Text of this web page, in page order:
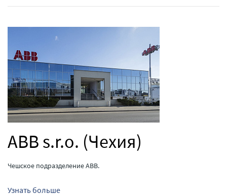
ABB s.r.o. (Чехия)
Чешское подразделение ABB.
Узнать больше